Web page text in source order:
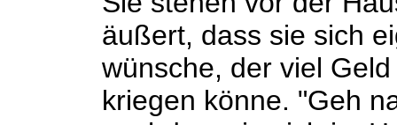
äußert, dass sie sich
wünsche, der viel
kriegen könne. "Geh